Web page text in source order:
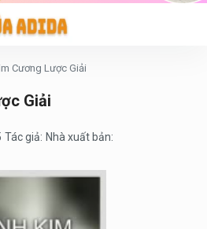
Cương Lược Giải
Giải
Tác giả: Nhà xuất bản: